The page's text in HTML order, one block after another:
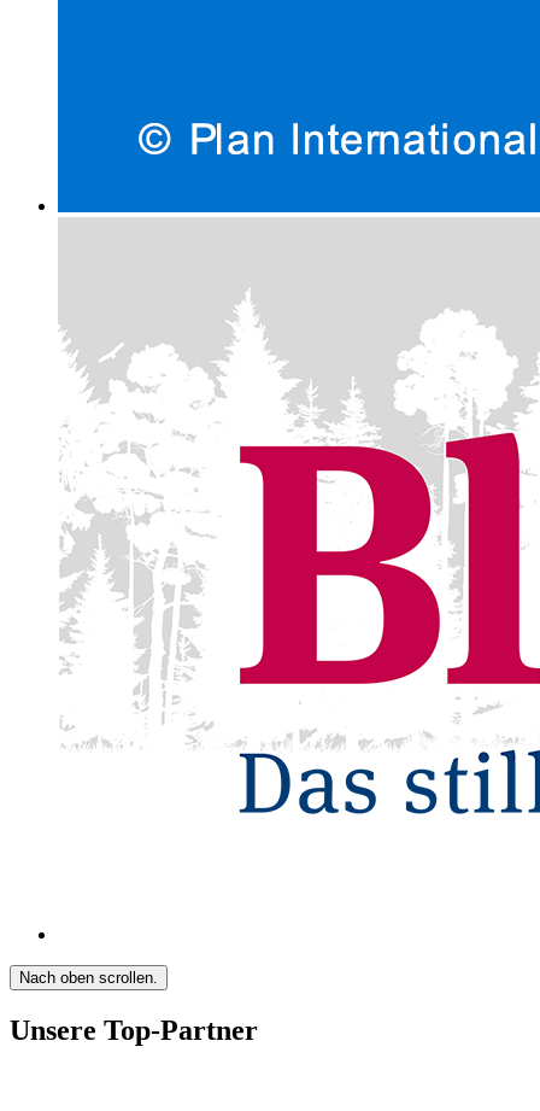
Nach oben scrollen.
Unsere Top-Partner